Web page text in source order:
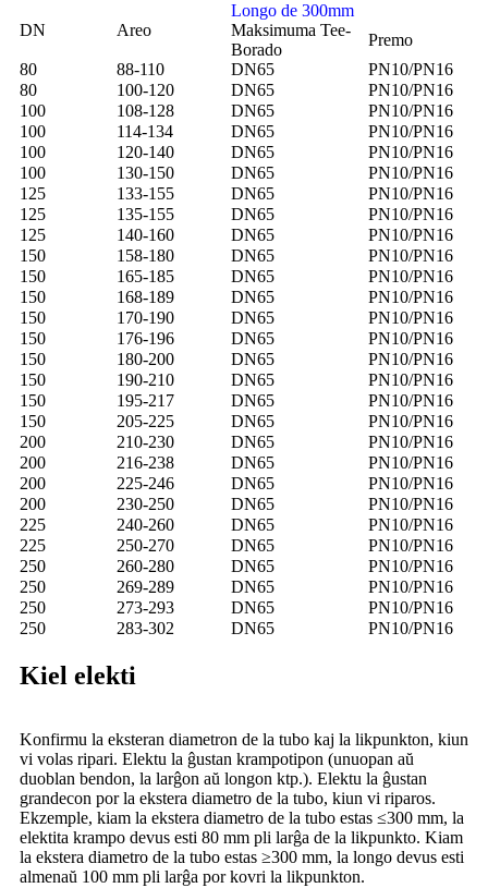
DN Areo
Longo de 300mm
Maksimuma Tee-
Borado
Premo
80
88-110 DN65
PN10/PN16
80
100-120 DN65
PN10/PN16
100
108-128 DN65
PN10/PN16
100
114-134 DN65
PN10/PN16
100
120-140 DN65
PN10/PN16
100
130-150 DN65
PN10/PN16
125
133-155 DN65
PN10/PN16
125
135-155 DN65
PN10/PN16
125
140-160 DN65
PN10/PN16
150
158-180 DN65
PN10/PN16
150
165-185 DN65
PN10/PN16
150
168-189 DN65
PN10/PN16
150
170-190 DN65
PN10/PN16
150
176-196 DN65
PN10/PN16
150
180-200 DN65
PN10/PN16
150
190-210 DN65
PN10/PN16
150
195-217 DN65
PN10/PN16
150
205-225 DN65
PN10/PN16
200
210-230 DN65
PN10/PN16
200
216-238 DN65
PN10/PN16
200
225-246 DN65
PN10/PN16
200
230-250 DN65
PN10/PN16
225
240-260 DN65
PN10/PN16
225
250-270 DN65
PN10/PN16
250
260-280 DN65
PN10/PN16
250
269-289 DN65
PN10/PN16
250
273-293 DN65
PN10/PN16
250
283-302 DN65 PN10/PN16
Kiel elekti
Konfirmu la eksteran diametron de la tubo kaj la likpunkton, kiun
vi volas ripari. Elektu la ĝustan krampotipon (unuopan aŭ
duoblan bendon, la larĝon aŭ longon ktp.). Elektu la ĝustan
grandecon por la ekstera diametro de la tubo, kiun vi riparos.
Ekzemple, kiam la ekstera diametro de la tubo estas ≤300 mm, la
elektita krampo devus esti 80 mm pli larĝa de la likpunkto. Kiam
la ekstera diametro de la tubo estas ≥300 mm, la longo devus esti
almenaŭ 100 mm pli larĝa por kovri la likpunkton.